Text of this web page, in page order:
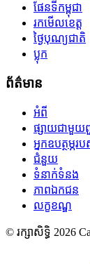
ផែនទីកម្ពុជា
រកមើលខេត្ត
ថ្ងៃបុណ្យជាតិ
ប្លុក
ព័ត៌មាន
អំពី
ផ្សាយជាមួយ
អ្នកឧបត្ថម្ភ
ជំនួយ
ទំនាក់ទំនង
ភាពឯកជន
លក្ខខណ្ឌ
© រក្សាសិទ្ធិ 2026